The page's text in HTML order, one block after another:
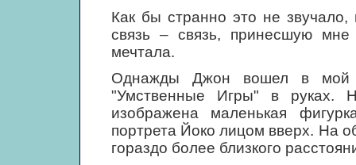
Как бы странно это не
связь – связь, принесшую
мечтала.
Однажды Джон вошел в мой
"Умственные Игры" в руках.
изображена маленькая
портрета Йоко лицом вверх. На
гораздо более близкого